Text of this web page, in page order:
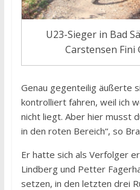
U23-Sieger in Bad
Carstensen
Genau gegenteilig äußerte
kontrolliert fahren, weil ich
nicht liegt. Aber hier musst
in den roten Bereich“, so
Er hatte sich als Verfolger
Lindberg und Petter
setzen, in den letzten drei